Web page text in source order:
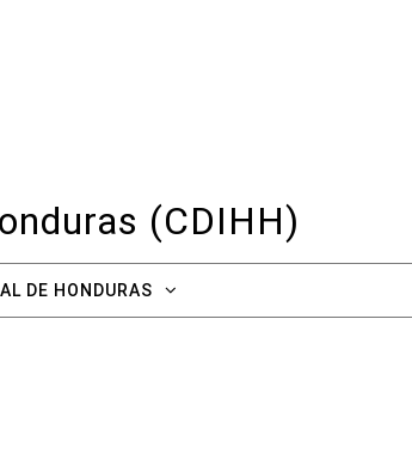
(CDIHH)
DE HONDURAS